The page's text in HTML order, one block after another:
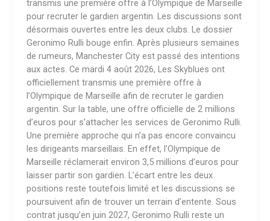
Ligue
1
transmis une première offre à l’Olympique de Marseille
pour recruter le gardien argentin. Les discussions sont
désormais ouvertes entre les deux clubs. Le dossier
Geronimo Rulli bouge enfin. Après plusieurs semaines
de rumeurs, Manchester City est passé des intentions
aux actes. Ce mardi 4 août 2026, Les Skyblues ont
officiellement transmis une première offre à
l’Olympique de Marseille afin de recruter le gardien
argentin. Sur la table, une offre officielle de 2 millions
d’euros pour s’attacher les services de Geronimo Rulli.
Une première approche qui n’a pas encore convaincu
les dirigeants marseillais. En effet, l’Olympique de
Marseille réclamerait environ 3,5 millions d’euros pour
laisser partir son gardien. L’écart entre les deux
positions reste toutefois limité et les discussions se
poursuivent afin de trouver un terrain d’entente. Sous
contrat jusqu’en juin 2027, Geronimo Rulli reste un